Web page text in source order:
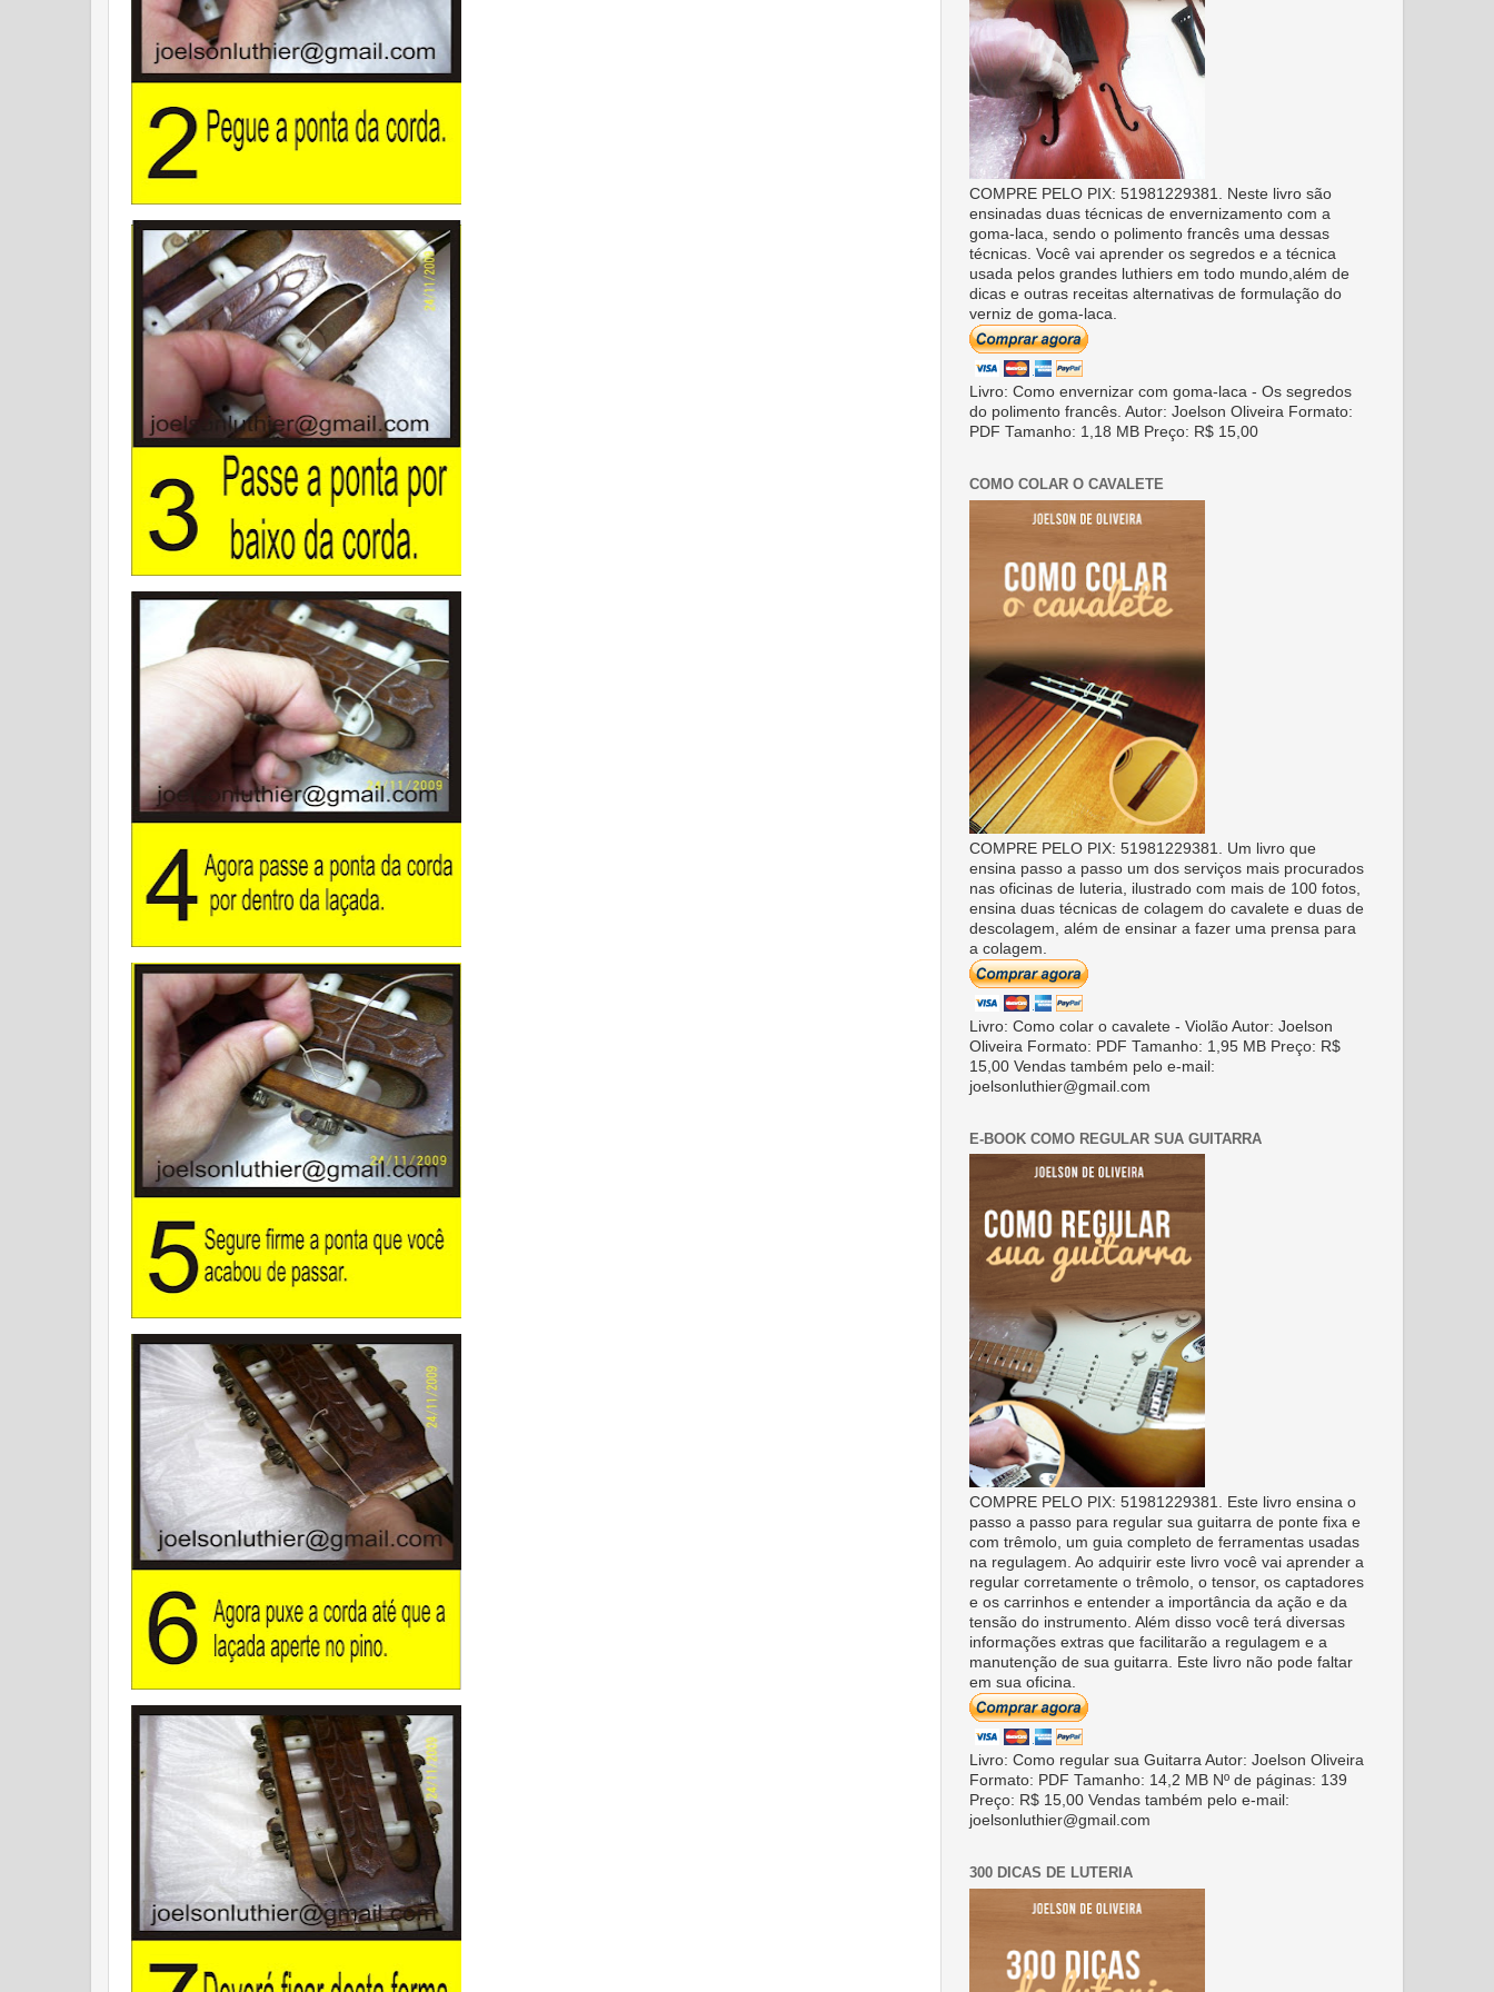
COMPRE PELO PIX: 51981229381. Neste livro são
ensinadas duas técnicas de envernizamento com a
goma-laca, sendo o polimento francês uma dessas
técnicas. Você vai aprender os segredos e a técnica
usada pelos grandes luthiers em todo mundo,além de
dicas e outras receitas alternativas de formulação do
verniz de goma-laca.
Livro: Como envernizar com goma-laca - Os segredos
do polimento francês. Autor: Joelson Oliveira Formato:
PDF Tamanho: 1,18 MB Preço: R$ 15,00
COMO COLAR O CAVALETE
COMPRE PELO PIX: 51981229381. Um livro que
ensina passo a passo um dos serviços mais procurados
nas oficinas de luteria, ilustrado com mais de 100 fotos,
ensina duas técnicas de colagem do cavalete e duas de
descolagem, além de ensinar a fazer uma prensa para
a colagem.
Livro: Como colar o cavalete - Violão Autor: Joelson
Oliveira Formato: PDF Tamanho: 1,95 MB Preço: R$
15,00 Vendas também pelo e-mail:
joelsonluthier@gmail.com
E-BOOK COMO REGULAR SUA GUITARRA
COMPRE PELO PIX: 51981229381. Este livro ensina o
passo a passo para regular sua guitarra de ponte fixa e
com trêmolo, um guia completo de ferramentas usadas
na regulagem. Ao adquirir este livro você vai aprender a
regular corretamente o trêmolo, o tensor, os captadores
e os carrinhos e entender a importância da ação e da
tensão do instrumento. Além disso você terá diversas
informações extras que facilitarão a regulagem e a
manutenção de sua guitarra. Este livro não pode faltar
em sua oficina.
Livro: Como regular sua Guitarra Autor: Joelson Oliveira
Formato: PDF Tamanho: 14,2 MB Nº de páginas: 139
Preço: R$ 15,00 Vendas também pelo e-mail:
joelsonluthier@gmail.com
300 DICAS DE LUTERIA